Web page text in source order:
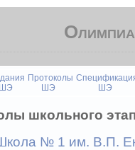
ШЭ
Протоколы
ШЭ
ШЭ
школьного
№ 1 им. В.П.